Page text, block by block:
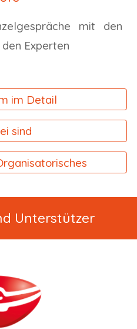
mit den
Experten
im Detail
sind
Unterstützer